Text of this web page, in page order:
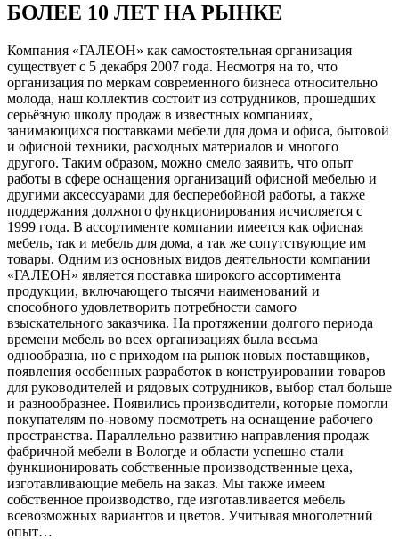
БОЛЕЕ 10 ЛЕТ НА РЫНКЕ
Компания «ГАЛЕОН» как самостоятельная организация
существует с 5 декабря 2007 года. Несмотря на то, что
организация по меркам современного бизнеса относительно
молода, наш коллектив состоит из сотрудников, прошедших
серьёзную школу продаж в известных компаниях,
занимающихся поставками мебели для дома и офиса, бытовой
и офисной техники, расходных материалов и многого
другого. Таким образом, можно смело заявить, что опыт
работы в сфере оснащения организаций офисной мебелью и
другими аксессуарами для бесперебойной работы, а также
поддержания должного функционирования исчисляется с
1999 года. В ассортименте компании имеется как офисная
мебель, так и мебель для дома, а так же сопутствующие им
товары. Одним из основных видов деятельности компании
«ГАЛЕОН» является поставка широкого ассортимента
продукции, включающего тысячи наименований и
способного удовлетворить потребности самого
взыскательного заказчика. На протяжении долгого периода
времени мебель во всех организациях была весьма
однообразна, но с приходом на рынок новых поставщиков,
появления особенных разработок в конструировании товаров
для руководителей и рядовых сотрудников, выбор стал больше
и разнообразнее. Появились производители, которые помогли
покупателям по-новому посмотреть на оснащение рабочего
пространства. Параллельно развитию направления продаж
фабричной мебели в Вологде и области успешно стали
функционировать собственные производственные цеха,
изготавливающие мебель на заказ. Мы также имеем
собственное производство, где изготавливается мебель
всевозможных вариантов и цветов. Учитывая многолетний
опыт…